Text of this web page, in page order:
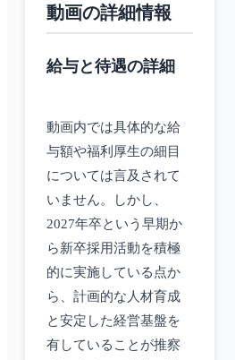
動画の詳細情報
給与と待遇の詳細
動画内では具体的な給
与額や福利厚生の細目
については言及されて
いません。しかし、
2027年卒という早期か
ら新卒採用活動を積極
的に実施している点か
ら、計画的な人材育成
と安定した経営基盤を
有していることが推察